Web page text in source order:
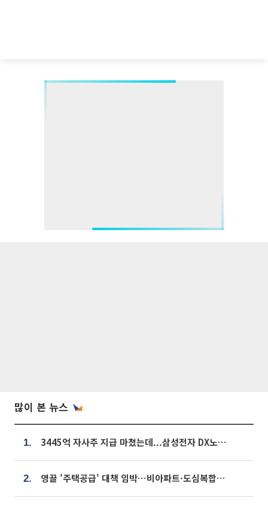
많이 본 뉴스
1. 3445억 자사주 지급 마쳤는데...삼성전자 DX노조, 뒤늦은 '떼쓰기 집회'
2. 영끌 '주택공급' 대책 임박⋯비아파트·도심복합까지 총동원